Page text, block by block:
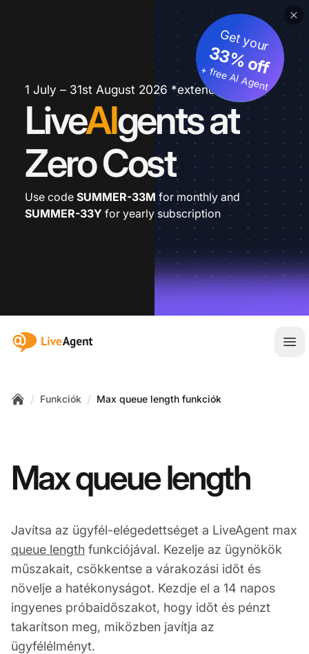
1 July – 31st August 2026 *extended
LiveAIgents at
Zero Cost
Get your
33% off
+ free AI Agent
Use code SUMMER-33M for monthly and
SUMMER-33Y for yearly subscription
:site.title
/ Funkciók / Max queue length funkciók
Max queue length
Javítsa az ügyfél-elégedettséget a LiveAgent max
queue length funkciójával. Kezelje az ügynökök
műszakait, csökkentse a várakozási időt és
növelje a hatékonyságot. Kezdje el a 14 napos
ingyenes próbaidőszakot, hogy időt és pénzt
takarítson meg, miközben javítja az
ügyfélélményt.